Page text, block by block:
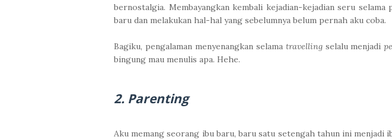
bernostalgia. Membayangkan kembali kejadian-kejadian seru
baru dan melakukan hal-hal yang sebelumnya belum pernah aku coba.
Bagiku, pengalaman menyenangkan selama travellingselalu menjadi
bingung mau menulis apa. Hehe.
2. Parenting
Aku memang seorang ibu baru, baru satu setengah tahun ini menjadi